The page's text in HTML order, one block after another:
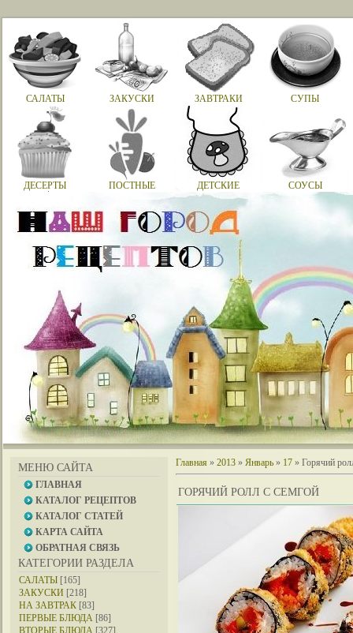
САЛАТЫ ЗАКУСКИ ЗАВТРАКИ СУПЫ
ДЕСЕРТЫ ПОСТНЫЕ ДЕТСКИЕ СОУСЫ
МЕНЮ САЙТА
ГЛАВНАЯ
КАТАЛОГ РЕЦЕПТОВ
КАТАЛОГ СТАТЕЙ
КАРТА САЙТА
ОБРАТНАЯ СВЯЗЬ
КАТЕГОРИИ РАЗДЕЛА
САЛАТЫ [165]
ЗАКУСКИ [218]
НА ЗАВТРАК [83]
ПЕРВЫЕ БЛЮДА [86]
ВТОРЫЕ БЛЮДА [327]
Главная » 2013 » Январь » 17 » Горячий
ГОРЯЧИЙ РОЛЛ С СЕМГОЙ